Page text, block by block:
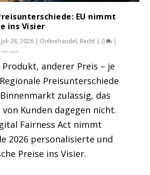
EU nimmt
ins Visier
Juli 28, 2026 | Onlinehandel, Recht | 0 |
Produkt, anderer Preis – je
Preisunterschiede
zulässig, das
Kunden dagegen nicht.
Fairness Act nimmt
2026 personalisierte und
Preise ins Visier.